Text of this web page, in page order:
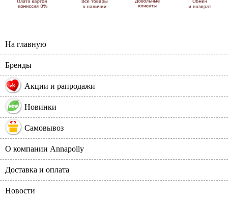
На главную
Бренды
% Акции и рапродажи
Новинки
Самовывоз
О компании Annapolly
Доставка и оплата
Новости